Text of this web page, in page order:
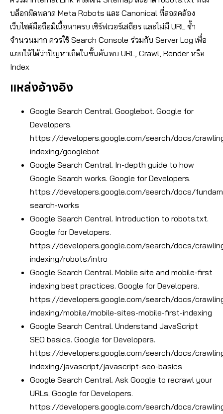
บล็อกผิดพลาด Meta Robots และ Canonical ที่สอดคล้อง
เว็บไซต์มือถือมีเนื้อหาครบ เซิร์ฟเวอร์เสถียร และไม่มี URL ซ้ำ
จำนวนมาก ควรใช้ Search Console ร่วมกับ Server Log เพื่อ
แยกให้ได้ว่าปัญหาเกิดในขั้นค้นพบ URL, Crawl, Render หรือ
Index
แหล่งอ้างอิง
Google Search Central. Googlebot. Google for
Developers.
https://developers.google.com/search/docs/
indexing/googlebot
Google Search Central. In-depth guide to how
Google Search works. Google for Developers.
https://developers.google.com/search/docs/
search-works
Google Search Central. Introduction to robots.txt.
Google for Developers.
https://developers.google.com/search/docs/
indexing/robots/intro
Google Search Central. Mobile site and mobile-first
indexing best practices. Google for Developers.
https://developers.google.com/search/docs/
indexing/mobile/mobile-sites-mobile-first-indexing
Google Search Central. Understand JavaScript
SEO basics. Google for Developers.
https://developers.google.com/search/docs/
indexing/javascript/javascript-seo-basics
Google Search Central. Ask Google to recrawl your
URLs. Google for Developers.
https://developers.google.com/search/docs/